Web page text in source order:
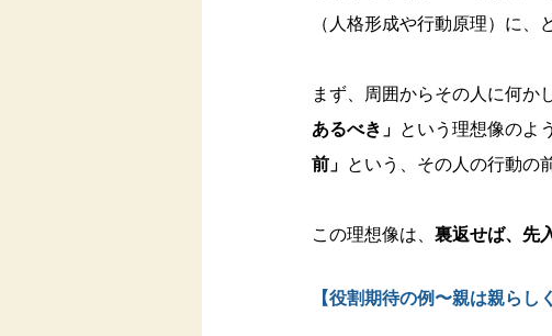
（人格形成や行動原理）に
まず、周囲からその人に何か
あるべき」 という理想像のよ
前」 という、その人の行動の
この理想像は、 裏返せば、先
【役割期待の例〜親は親らし